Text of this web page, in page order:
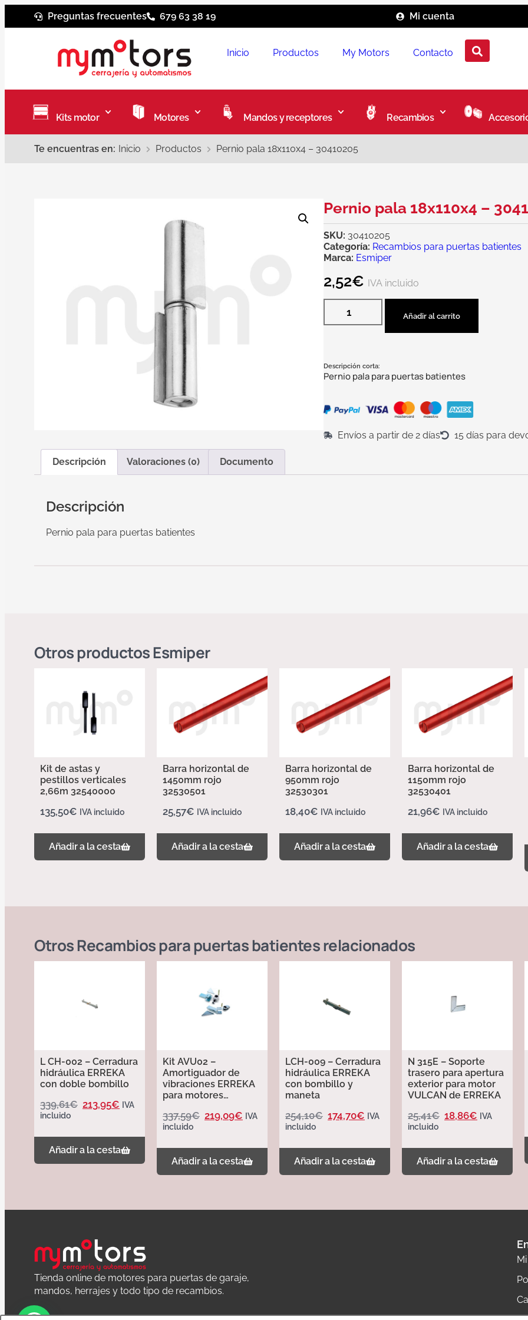
Preguntas frecuentes 679 63 38 19 Mi cuenta
Inicio Productos My Motors Contacto
Kits motor Motores Mandos y receptores Recambios
Te encuentras en: Inicio Productos Pernio pala 18x110x4 – 30410205
Pernio pala 18x110x4 –
SKU: 30410205
Categoría: Recambios para puertas batientes
Marca: Esmiper
2,52€ IVA incluido
Añadir al carrito
Descripción corta:
Pernio pala para puertas batientes
Envíos a partir de 2 días 15 días para
Descripción Valoraciones (0) Documento
Descripción
Pernio pala para puertas batientes
Otros productosEsmiper
Kit de astas y
pestillos verticales
2,66m 32540000
135,50€ IVA incluido
Añadir a la cesta
Barra horizontal de
1450mm rojo
32530501
25,57€ IVA incluido
Añadir a la cesta
Barra horizontal de
950mm rojo
32530301
18,40€ IVA incluido
Añadir a la cesta
Barra horizontal de
1150mm rojo
32530401
21,96€ IVA incluido
Añadir a la cesta
OtrosRecambios para puertas batientesrelacionados
L CH-002 – Cerradura
hidráulica ERREKA
con doble bombillo
339,61€ 213,95€ IVA
incluido
Añadir a la cesta
Kit AVU02 –
Amortiguador de
vibraciones ERREKA
para motores
337,59€ 219,09€ IVA
incluido
Añadir a la cesta
LCH-009 – Cerradura
hidráulica ERREKA
con bombillo y
maneta
254,10€ 174,70€ IVA
incluido
Añadir a la cesta
N 315E – Soporte
trasero para apertura
exterior para motor
VULCAN de ERREKA
25,41€ 18,86€ IVA
incluido
Añadir a la cesta
Tienda online de motores para puertas de garaje,
mandos, herrajes y todo tipo de recambios.